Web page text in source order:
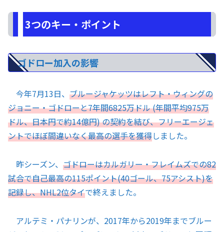
3つのキー・ポイント
ゴドロー加入の影響
今年7月13日、 ブルージャケッツはレフト・ウィングの
ジョニー・ゴドローと7年間6825万ドル (年間平均975万
ドル、日本円で約14億円) の契約を結び、フリーエージェ
ントでほぼ間違いなく最高の選手を獲得しました。
昨シーズン、 ゴドローはカルガリー・フレイムズでの82
試合で自己最高の115ポイント(40ゴール、75アシスト)を
記録し、NHL2位タイで終えました。
アルテミ・パナリンが、2017年から2019年までブルー